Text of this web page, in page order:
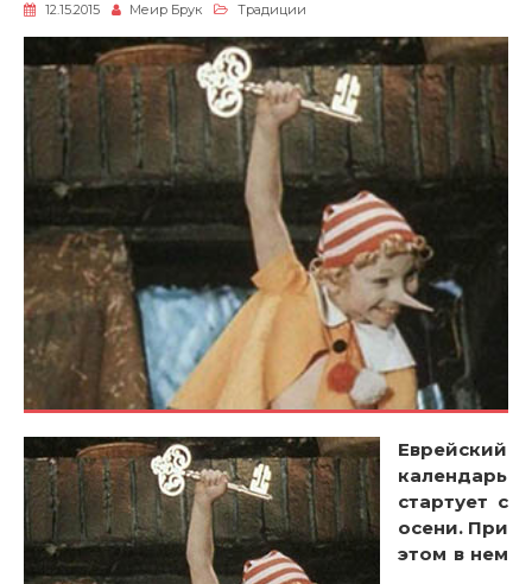
12.15.2015 Меир Брук Традиции
Еврейский
календарь
стартует с
осени. При
этом в нем